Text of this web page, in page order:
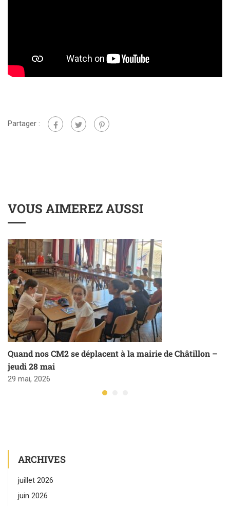
Partager :
VOUS AIMEREZ AUSSI
Quand nos CM2 se déplacent à la mairie de Châtillon –
jeudi 28 mai
29 mai, 2026
ARCHIVES
juillet 2026
juin 2026